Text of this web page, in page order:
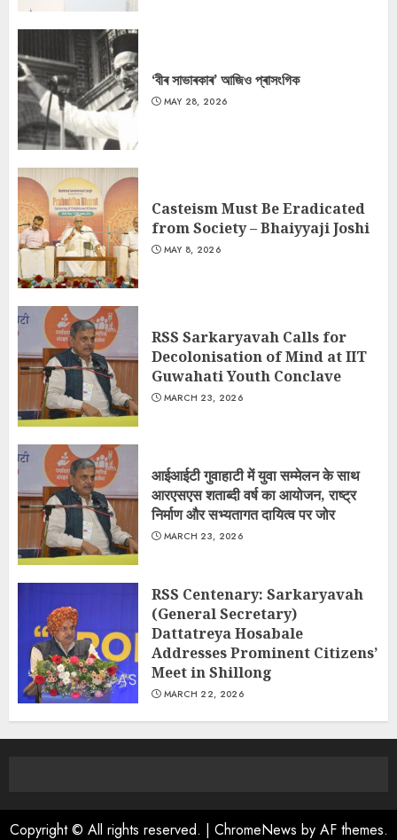
‘বীৰ সাভাৰকাৰ’ আজিও প্ৰাসংগিক
MAY 28, 2026
Casteism Must Be Eradicated
from Society – Bhaiyyaji Joshi
MAY 8, 2026
RSS Sarkaryavah Calls for
Decolonisation of Mind at IIT
Guwahati Youth Conclave
MARCH 23, 2026
आईआईटी गुवाहाटी में युवा सम्मेलन के साथ
आरएसएस शताब्दी वर्ष का आयोजन, राष्ट्र
निर्माण और सभ्यतागत दायित्व पर जोर
MARCH 23, 2026
RSS Centenary: Sarkaryavah
(General Secretary)
Dattatreya Hosabale
Addresses Prominent Citizens’
Meet in Shillong
MARCH 22, 2026
Copyright © All rights reserved. | ChromeNews by AF themes.